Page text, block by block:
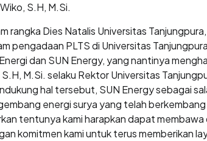
S.H, M.Si.
rangka Dies Natalis Universitas
pengadaan PLTS di Universitas
dan SUN Energy, yang nantinya
S.H, M.Si. selaku Rektor Universitas
hal tersebut, SUN Energy sebagai
energi surya yang telah
tentunya kami harapkan dapat
komitmen kami untuk terus memberikan